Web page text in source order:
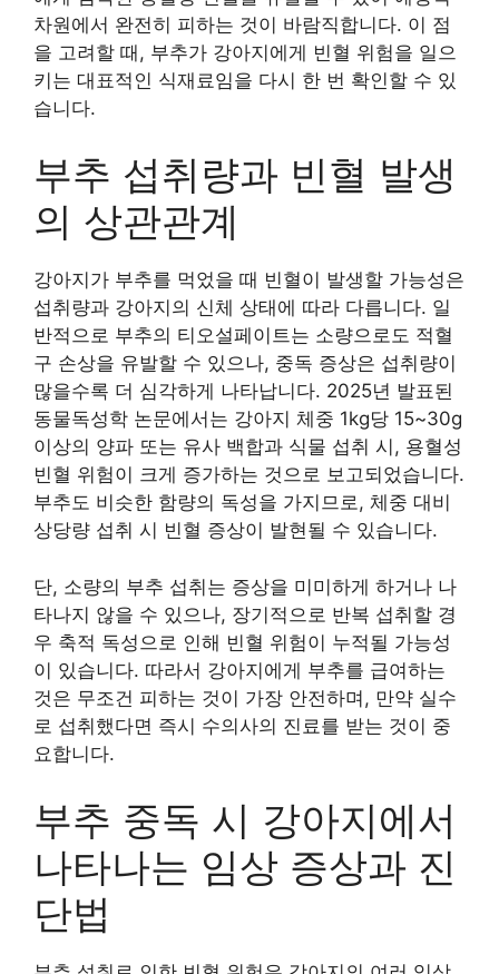
차원에서 완전히 피하는 것이 바람직합니다. 이 점
을 고려할 때, 부추가 강아지에게 빈혈 위험을 일으
키는 대표적인 식재료임을 다시 한 번 확인할 수 있
습니다.
부추 섭취량과 빈혈 발생
의 상관관계
강아지가 부추를 먹었을 때 빈혈이 발생할 가능성은
섭취량과 강아지의 신체 상태에 따라 다릅니다. 일
반적으로 부추의 티오설페이트는 소량으로도 적혈
구 손상을 유발할 수 있으나, 중독 증상은 섭취량이
많을수록 더 심각하게 나타납니다. 2025년 발표된
동물독성학 논문에서는 강아지 체중 1kg당 15~30g
이상의 양파 또는 유사 백합과 식물 섭취 시, 용혈성
빈혈 위험이 크게 증가하는 것으로 보고되었습니다.
부추도 비슷한 함량의 독성을 가지므로, 체중 대비
상당량 섭취 시 빈혈 증상이 발현될 수 있습니다.
단, 소량의 부추 섭취는 증상을 미미하게 하거나 나
타나지 않을 수 있으나, 장기적으로 반복 섭취할 경
우 축적 독성으로 인해 빈혈 위험이 누적될 가능성
이 있습니다. 따라서 강아지에게 부추를 급여하는
것은 무조건 피하는 것이 가장 안전하며, 만약 실수
로 섭취했다면 즉시 수의사의 진료를 받는 것이 중
요합니다.
부추 중독 시 강아지에서
나타나는 임상 증상과 진
단법